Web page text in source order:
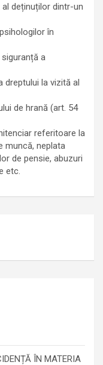
deținuților dintr-un
în
a
dreptului la vizită al
de hrană (art. 54
referitoare la
muncă, neplata
de pensie, abuzuri
etc.
ÎN MATERIA